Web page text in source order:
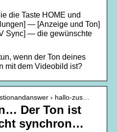
die Taste HOME und
— [Anzeige und Ton]
Sync] — die gewünschte
wenn der Ton deines
mit dem Videobild ist?
› hallo-zus…
Der Ton ist
synchron…